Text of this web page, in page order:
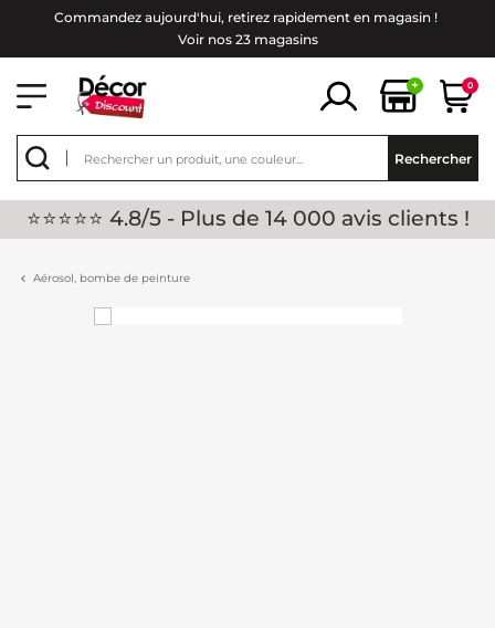
Commandez aujourd'hui, retirez rapidement en magasin !
Voir nos 23 magasins
+ 0
Rechercher
⭐⭐⭐⭐⭐ 4.8/5 - Plus de 14 000 avis clients !
Aérosol, bombe de peinture